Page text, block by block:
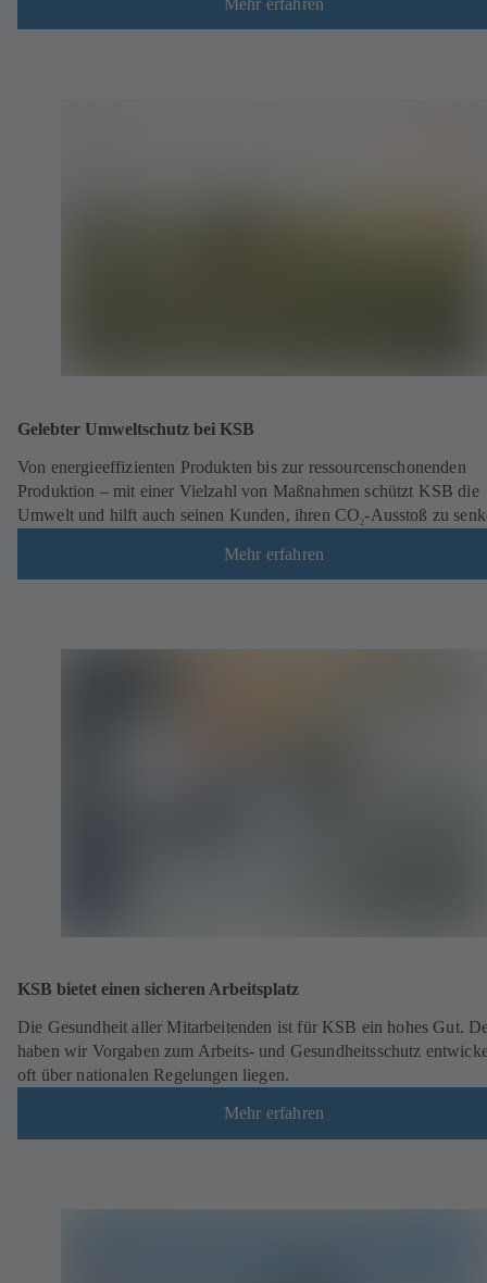
Gelebter Umweltschutz bei KSB
Von energieeffizienten Produkten bis zur ressourcenschonenden
Produktion – mit einer Vielzahl von Maßnahmen schützt KSB die
Umwelt und hilft auch seinen Kunden, ihren CO2-Ausstoß zu
Mehr erfahren
KSB bietet einen sicheren Arbeitsplatz
Die Gesundheit aller Mitarbeitenden ist für KSB ein hohes Gut.
haben wir Vorgaben zum Arbeits- und Gesundheitsschutz
oft über nationalen Regelungen liegen.
Mehr erfahren